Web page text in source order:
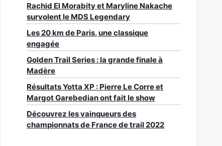
Rachid El Morabity et Maryline Nakache
survolent le MDS Legendary
Les 20 km de Paris, une classique
engagée
Golden Trail Series : la grande finale à
Madère
Résultats Yotta XP : Pierre Le Corre et
Margot Garebedian ont fait le show
Découvrez les vainqueurs des
championnats de France de trail 2022